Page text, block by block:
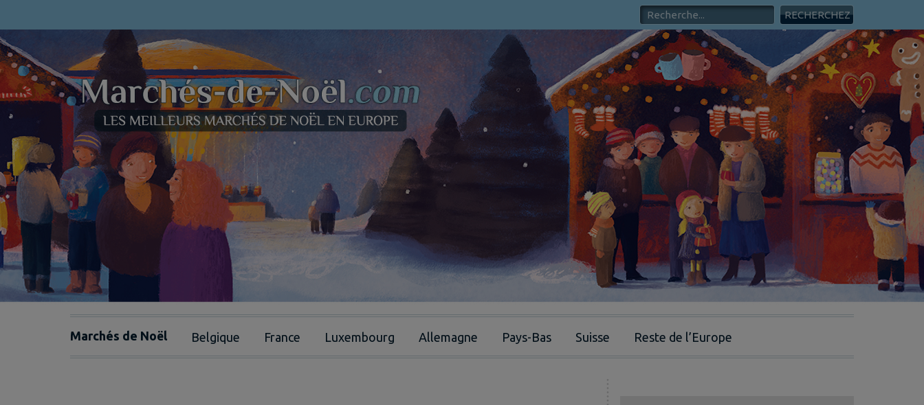
Marchés de Noël Belgique France Luxembourg Allemagne Pays-Bas Suisse Reste de l’Europe